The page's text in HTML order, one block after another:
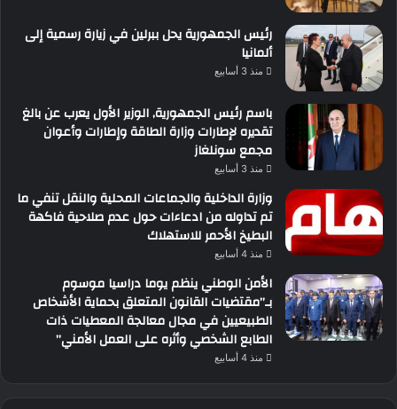
رئيس الجمهورية يحل ببرلين في زيارة رسمية إلى
ألمانيا
منذ 3 أسابيع
باسم رئيس الجمهورية, الوزير الأول يعرب عن بالغ
تقديره لإطارات وزارة الطاقة وإطارات وأعوان
مجمع سونلغاز
منذ 3 أسابيع
وزارة الداخلية والجماعات المحلية والنقل تنفي ما
تم تداوله من ادعاءات حول عدم صلاحية فاكهة
البطيخ الأحمر للاستهلاك
منذ 4 أسابيع
الأمن الوطني ينظم يوما دراسيا موسوم
بـ”مقتضيات القانون المتعلق بحماية الأشخاص
الطبيعيين في مجال معالجة المعطيات ذات
الطابع الشخصي وأثره على العمل الأمني”
منذ 4 أسابيع